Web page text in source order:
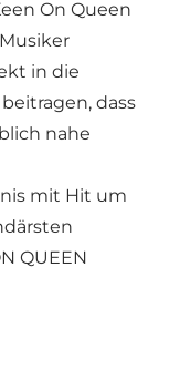
On Queen
in die
dass
nahe
mit Hit um
QUEEN